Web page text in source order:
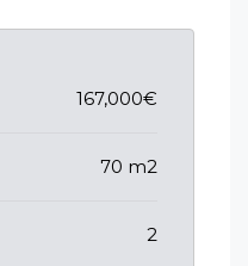
167,000€
70 m2
2